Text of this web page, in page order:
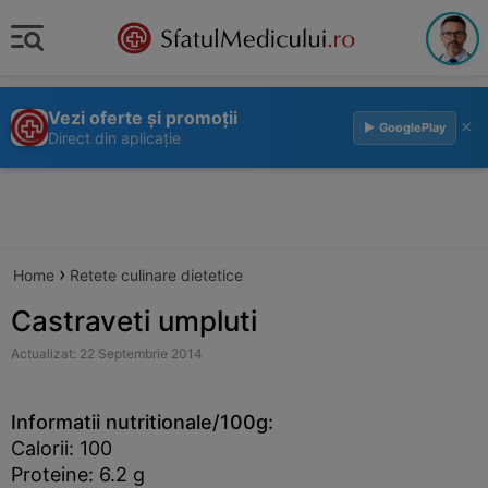
Vezi oferte și promoții
Direct din aplicație
▶ GooglePlay ×
Home › Retete culinare dietetice
Castraveti umpluti
Actualizat: 22 Septembrie 2014
Informatii nutritionale/100g:
Calorii: 100
Proteine: 6.2 g